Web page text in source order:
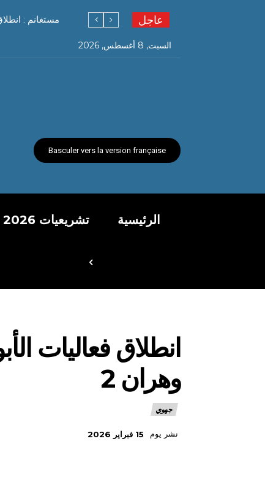
عاجل مستغانم :
السبت, 8 أغسطس, 2026
Basculer vers la version française
الرئيسية تشريعيات 2026
انطلاق فعاليات
وهران 2
جهوي
نشر يوم 15 فبراير 2026